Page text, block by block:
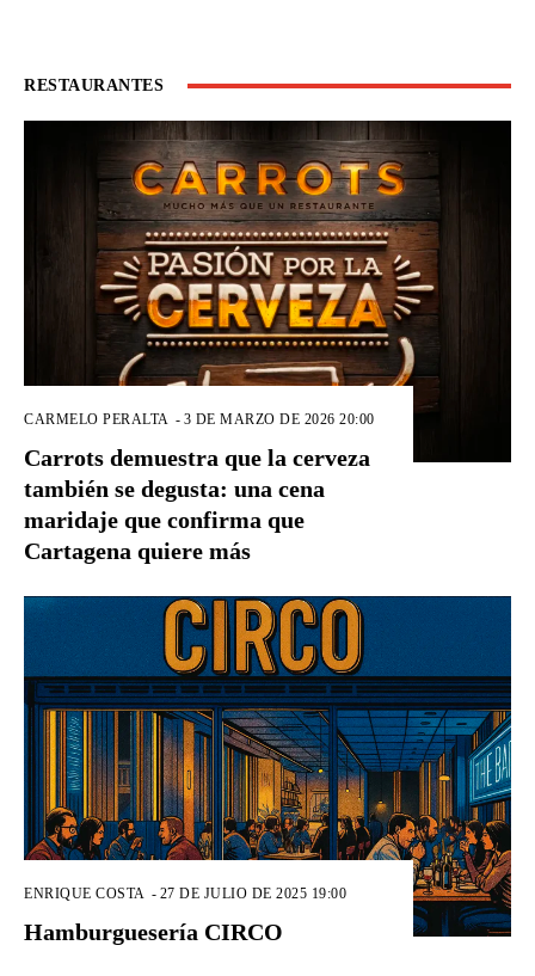
RESTAURANTES
CARMELO PERALTA - 3 DE MARZO DE 2026 20:00
Carrots demuestra que la cerveza
también se degusta: una cena
maridaje que confirma que
Cartagena quiere más
ENRIQUE COSTA - 27 DE JULIO DE 2025 19:00
Hamburguesería CIRCO